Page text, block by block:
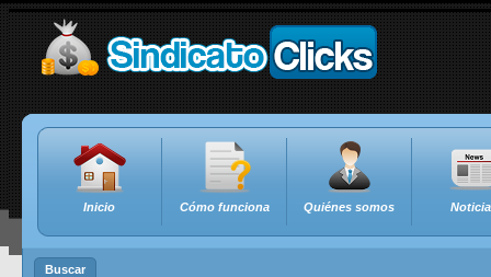
Inicio Cómo funciona Quiénes somos
Buscar